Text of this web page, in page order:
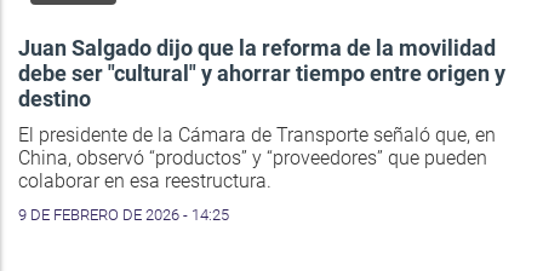
Juan Salgado dijo que la reforma de la movilidad
debe ser "cultural" y ahorrar tiempo entre origen y
destino
El presidente de la Cámara de Transporte señaló que, en
China, observó “productos” y “proveedores” que pueden
colaborar en esa reestructura.
9 DE FEBRERO DE 2026 - 14:25